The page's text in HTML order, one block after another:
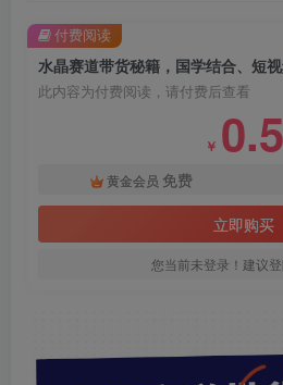
此内容为付费阅读，请付费后查看
￥ 0.5
黄金会员 免费
立即购买
您当前未登录！建议
付费阅读